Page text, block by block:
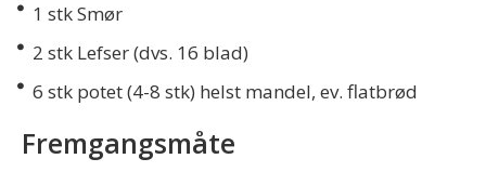
1 stk Smør
2 stk Lefser (dvs. 16 blad)
6 stk potet (4-8 stk) helst mandel, ev. flatbrød
Fremgangsmåte